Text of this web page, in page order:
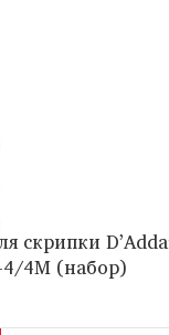
скрипки
4M (набор)